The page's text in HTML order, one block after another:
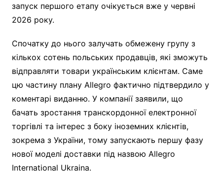
запуск першого етапу очікується вже у червні
2026 року.
Спочатку до нього залучать обмежену групу з
кількох сотень польських продавців, які зможуть
відправляти товари українським клієнтам. Саме
цю частину плану Allegro фактично підтвердило у
коментарі виданню. У компанії заявили, що
бачать зростання транскордонної електронної
торгівлі та інтерес з боку іноземних клієнтів,
зокрема з України, тому запускають першу фазу
нової моделі доставки під назвою Allegro
International Ukraina.